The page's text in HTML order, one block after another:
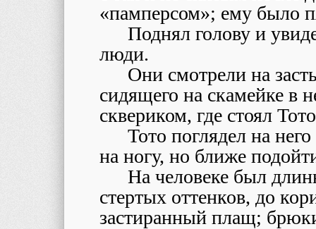
«памперсом»; ему было
Поднял голову и
люди.
Они смотрели на
сидящего на скамейке в
сквериком, где стоял
Тото поглядел на
на ногу, но ближе
На человеке был
стертых оттенков, до
застиранный плащ;